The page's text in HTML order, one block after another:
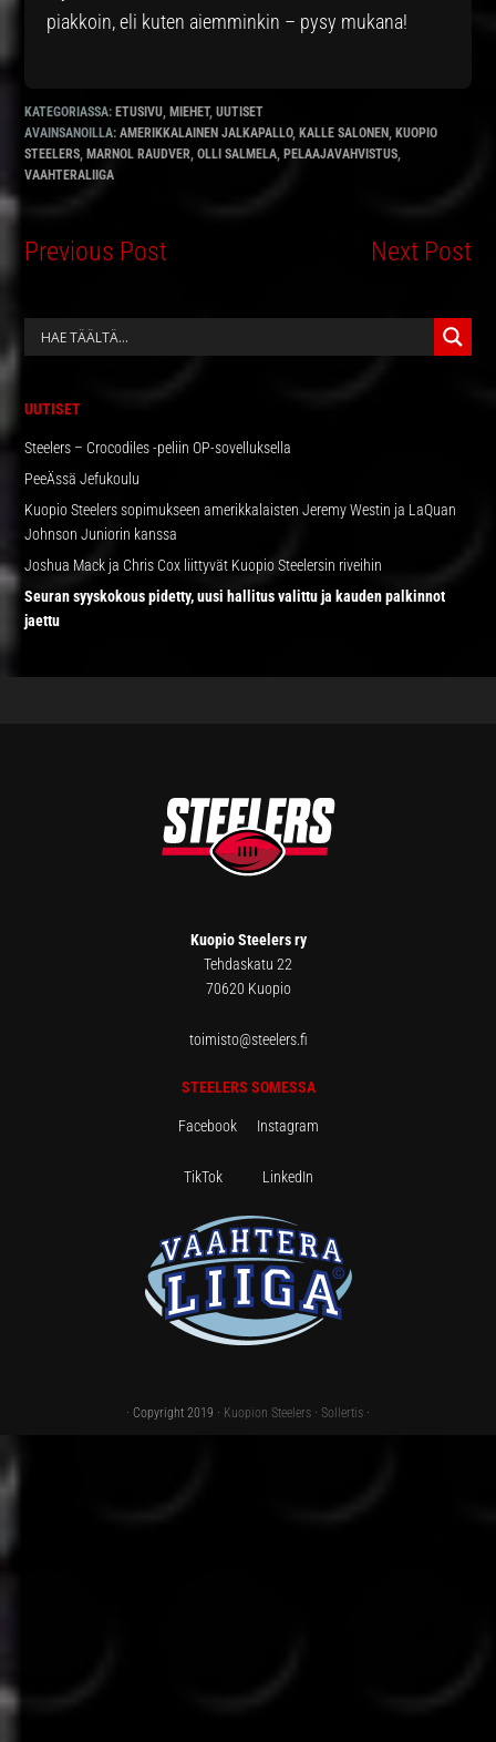
piakkoin, eli kuten aiemminkin – pysy mukana!
KATEGORIASSA: ETUSIVU, MIEHET,UUTISET
AVAINSANOILLA:AMERIKKALAINEN JALKAPALLO, KALLE SALONEN , KUOPIO
STEELERS, MARNOL RAUDVER,OLLI SALMELA, PELAAJAVAHVISTUS,
VAAHTERALIIGA
Previous Post Next Post
ENSISIJAINEN
UUTISET
Steelers – Crocodiles -peliin OP-sovelluksella
PeeÄssä Jefukoulu
Kuopio Steelers sopimukseen amerikkalaisten Jeremy Westin ja LaQuan
Johnson Juniorin kanssa
Joshua Mack ja Chris Cox liittyvät Kuopio Steelersin riveihin
Seuran syyskokous pidetty, uusi hallitus valittu ja kauden palkinnot
jaettu
Kuopio Steelers ry
Tehdaskatu 22
70620 Kuopio
toimisto@steelers.fi
STEELERS SOMESSA
Facebook Instagram
TikTok LinkedIn
· Copyright 2019 · Kuopion Steelers · Sollertis ·